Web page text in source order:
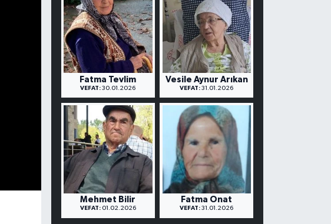
Fatma Tevlim
VEFAT: 30.01.2026
Vesile Aynur Arıkan
VEFAT: 31.01.2026
Mehmet Bilir
VEFAT:01.02.2026
Fatma Onat
VEFAT: 31.01.2026